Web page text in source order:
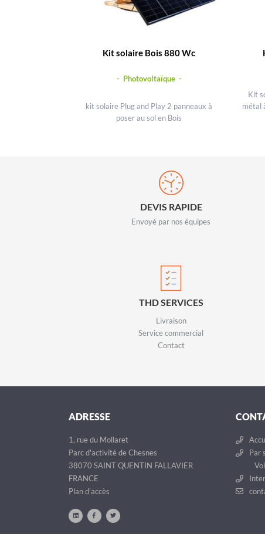
Kit solaire Bois 880 Wc
- Photovoltaïque -
kit solaire Plug and Play 2 panneaux à
poser au sol en Bois
Kit
métal
DEVIS RAPIDE
Envoyé par nos équipes
THD SERVICES
Livraison
Service commercial
Contact
ADRESSE
1, rue du Mollaret
Parc d'activité de Chesnes
38070 SAINT QUENTIN FALLAVIER
FRANCE
Plan d'accès
Par